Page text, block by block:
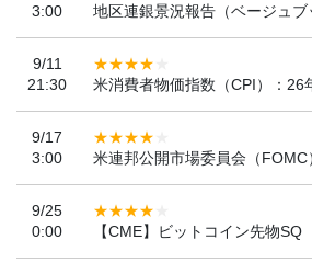
3:00
地区連銀景況報告（ベージュブ
9/11
21:30
米消費者物価指数（CPI）：26
9/17
3:00
米連邦公開市場委員会（FOMC
9/25
0:00
【CME】ビットコイン先物SQ